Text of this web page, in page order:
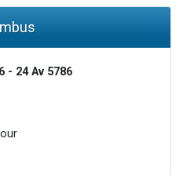
- 24 Av 5786